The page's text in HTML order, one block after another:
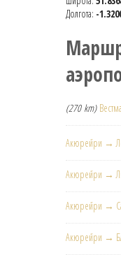
Долгота: -
(270 km)
Акюрейри →
Акюрейри →
Акюрейри →
Акюрейри →